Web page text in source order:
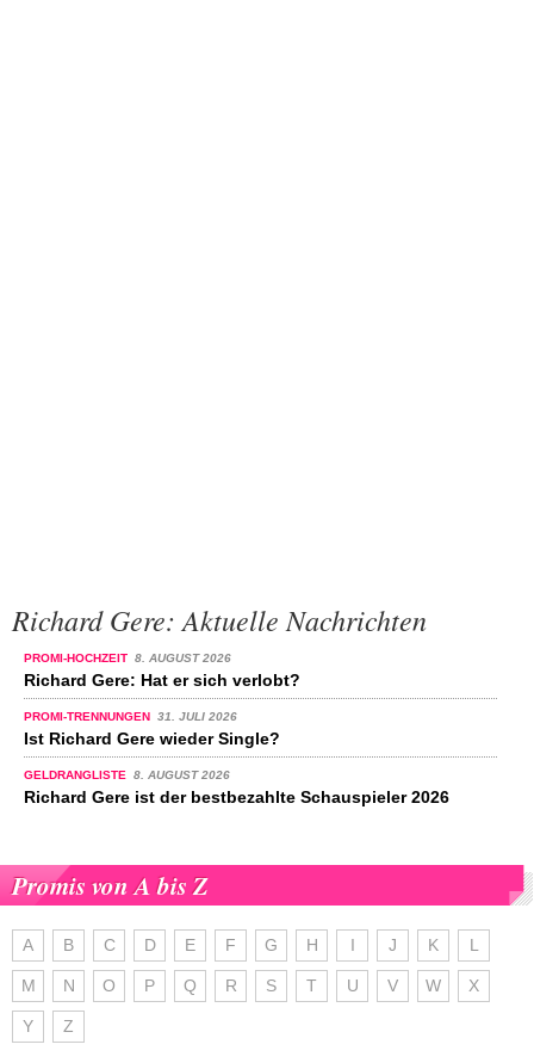
Richard Gere: Aktuelle Nachrichten
PROMI-HOCHZEIT 8. AUGUST 2026
Richard Gere: Hat er sich verlobt?
PROMI-TRENNUNGEN 31. JULI 2026
Ist Richard Gere wieder Single?
GELDRANGLISTE 8. AUGUST 2026
Richard Gere ist der bestbezahlte Schauspieler 2026
Promis von A bis Z
A B C D E F G H I J K L
M N O P Q R S T U V W X
Y Z